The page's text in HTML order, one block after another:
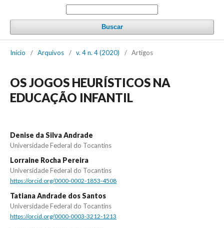
Buscar
Início / Arquivos / v. 4 n. 4 (2020) / Artigos
OS JOGOS HEURÍSTICOS NA
EDUCAÇÃO INFANTIL
Denise da Silva Andrade
Universidade Federal do Tocantins
Lorraine Rocha Pereira
Universidade Federal do Tocantins
https://orcid.org/0000-0002-1853-4508
Tatiana Andrade dos Santos
Universidade Federal do Tocantins
https://orcid.org/0000-0003-3212-1213